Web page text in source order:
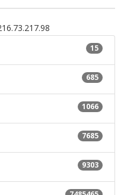
15
685
1066
7685
9303